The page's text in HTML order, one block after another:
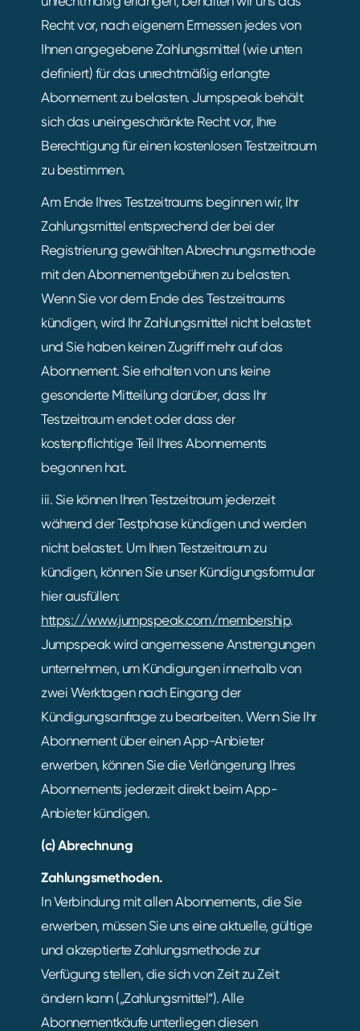
Recht vor, nach eigenem Ermessen jedes von
Ihnen angegebene Zahlungsmittel (wie unten
definiert) für das unrechtmäßig erlangte
Abonnement zu belasten. Jumpspeak behält
sich das uneingeschränkte Recht vor, Ihre
Berechtigung für einen kostenlosen Testzeitraum
zu bestimmen.
Am Ende Ihres Testzeitraums beginnen wir, Ihr
Zahlungsmittel entsprechend der bei der
Registrierung gewählten Abrechnungsmethode
mit den Abonnementgebühren zu belasten.
Wenn Sie vor dem Ende des Testzeitraums
kündigen, wird Ihr Zahlungsmittel nicht belastet
und Sie haben keinen Zugriff mehr auf das
Abonnement. Sie erhalten von uns keine
gesonderte Mitteilung darüber, dass Ihr
Testzeitraum endet oder dass der
kostenpflichtige Teil Ihres Abonnements
begonnen hat.
iii. Sie können Ihren Testzeitraum jederzeit
während der Testphase kündigen und werden
nicht belastet. Um Ihren Testzeitraum zu
kündigen, können Sie unser Kündigungsformular
hier ausfüllen:
https://www.jumpspeak.com/membership.
Jumpspeak wird angemessene Anstrengungen
unternehmen, um Kündigungen innerhalb von
zwei Werktagen nach Eingang der
Kündigungsanfrage zu bearbeiten. Wenn Sie Ihr
Abonnement über einen App-Anbieter
erwerben, können Sie die Verlängerung Ihres
Abonnements jederzeit direkt beim App-
Anbieter kündigen.
(c) Abrechnung
Zahlungsmethoden.
In Verbindung mit allen Abonnements, die Sie
erwerben, müssen Sie uns eine aktuelle, gültige
und akzeptierte Zahlungsmethode zur
Verfügung stellen, die sich von Zeit zu Zeit
ändern kann („Zahlungsmittel“). Alle
Abonnementkäufe unterliegen diesen